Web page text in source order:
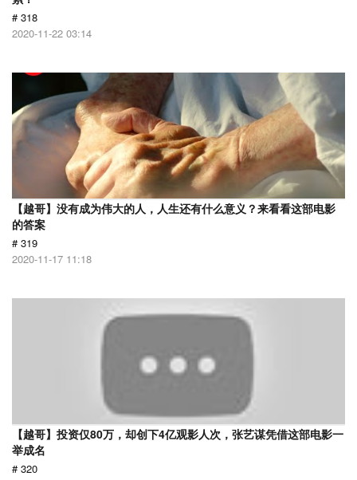
# 318
2020-11-22 03:14
【越哥】没有成为伟大的人，人生还有什么意义？来看看这部电影
的答案
# 319
2020-11-17 11:18
【越哥】投资仅80万，却创下4亿观影人次，张艺谋凭借这部电影一
举成名
# 320